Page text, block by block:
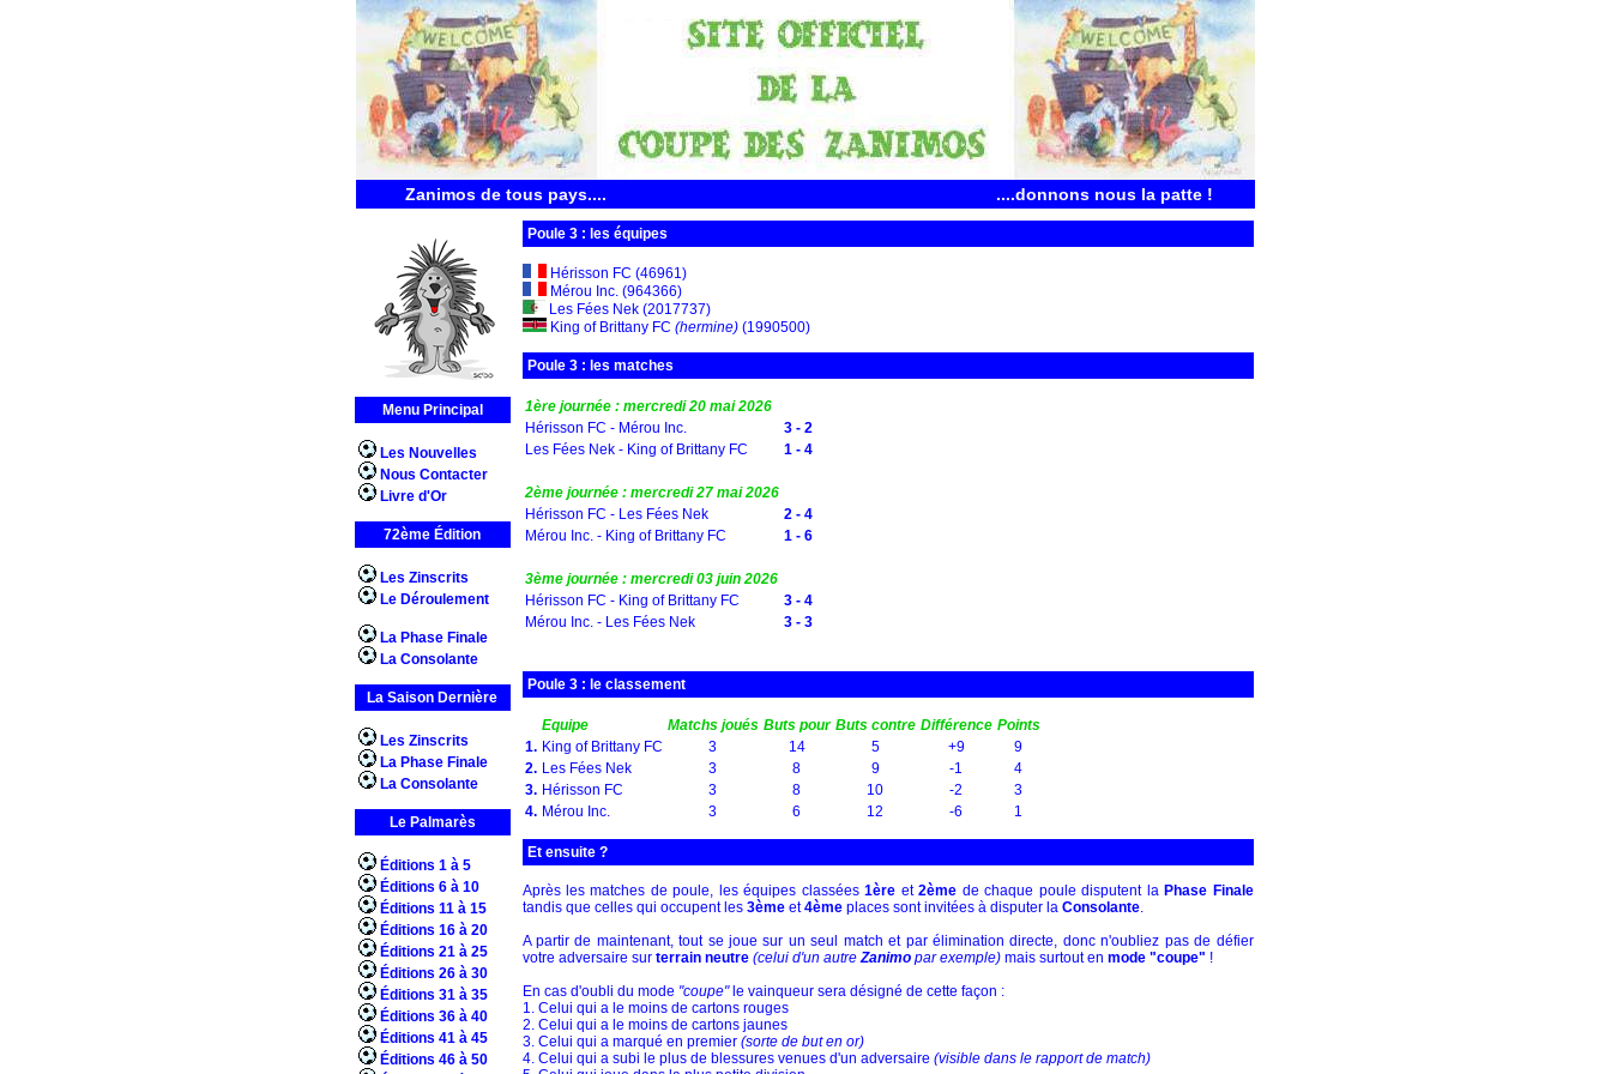
Zanimos de tous pays.... ....donnons nous la patte !
Menu Principal
Les Nouvelles
Nous Contacter
Livre d'Or
72ème Édition
Les Zinscrits
Le Déroulement
La Phase Finale
La Consolante
La Saison Dernière
Les Zinscrits
La Phase Finale
La Consolante
Le Palmarès
Éditions 1 à 5
Éditions 6 à 10
Éditions 11 à 15
Éditions 16 à 20
Éditions 21 à 25
Éditions 26 à 30
Éditions 31 à 35
Éditions 36 à 40
Éditions 41 à 45
Éditions 46 à 50
Poule 3 : les équipes
Hérisson FC (46961)
Mérou Inc. (964366)
Les Fées Nek (2017737)
King of Brittany FC (hermine)(1990500)
Poule 3 : les matches
1ère journée : mercredi 20 mai 2026
Hérisson FC - Mérou Inc.
3 - 2
Les Fées Nek - King of Brittany FC
1 - 4
2ème journée : mercredi 27 mai 2026
Hérisson FC - Les Fées Nek
2 - 4
Mérou Inc. - King of Brittany FC
1 - 6
3ème journée : mercredi 03 juin 2026
Hérisson FC - King of Brittany FC
3 - 4
Mérou Inc. - Les Fées Nek
3 - 3
Poule 3 : le classement
Equipe Matchs joués Buts pour Buts contre Différence Points
1. King of Brittany FC 3 14 5 +9
9
2. Les Fées Nek 3 8 9 -1
4
3. Hérisson FC 3 8 10 -2
3
4. Mérou Inc. 3 6 12 -6 1
Et ensuite ?
Après les matches de poule, les équipes classées1ère et2ème de chaque poule disputent la Phase Finale
tandis que celles qui occupent les 3èmeet4èmeplaces sont invitées à disputer la Consolante.
A partir de maintenant, tout se joue sur un seul match et par élimination directe, donc n'oubliez pas de défier
votre adversaire sur terrain neutre (celui d'un autreZanimopar exemple)mais surtout en mode "coupe" !
En cas d'oubli du mode "coupe"le vainqueur sera désigné de cette façon :
1. Celui qui a le moins de cartons rouges
2. Celui qui a le moins de cartons jaunes
3. Celui qui a marqué en premier (sorte de but en or)
4. Celui qui a subi le plus de blessures venues d'un adversaire (visible dans le rapport de match)